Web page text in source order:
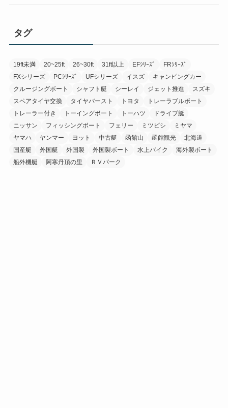
タグ
19ft未満 20~25ft 26~30ft 31ft以上 EFｼﾘｰｽﾞ
FRｼﾘｰｽﾞ
FXシリーズ
PCｼﾘｰｽﾞ UFシリーズ イスズ
キャンピングカー
クルージングボート
シャフト艇 シーレイ ジェット推進
スズキ
スペアタイヤ交換
タイヤバースト トヨタ
トレーラブルボート
トレーラー付き
トーイングボート トーハツ
ドライブ艇
ニッサン
フィッシングボート フェリー ミツビシ
ミヤマ
ヤマハ
ヤンマー ヨット 中古艇 函館山 函館観光
北海道
国産艇
外国艇 外国製 外国製ボート 水上バイク
海外製ボート
船外機艇
阿寒丹頂の里 ＲＶパーク